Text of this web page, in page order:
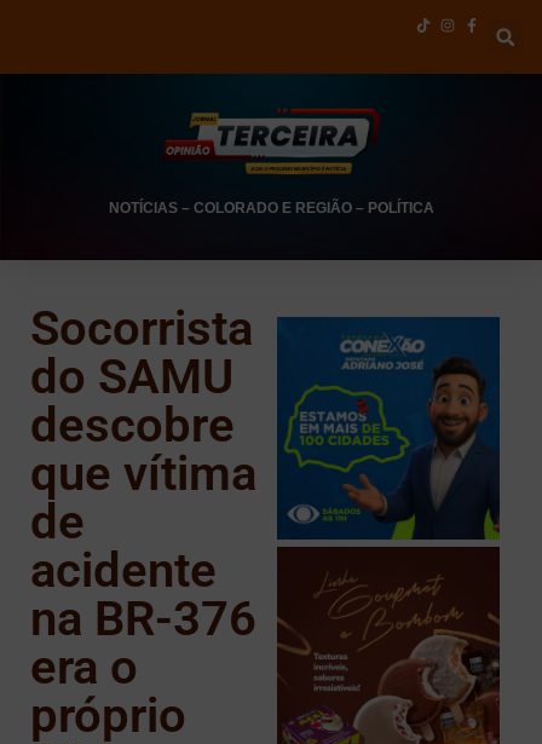
NOTÍCIAS– COLORADO E REGIÃO– POLÍTICA
Socorrista
do SAMU
descobre
que vítima
de
acidente
na BR-376
era o
próprio